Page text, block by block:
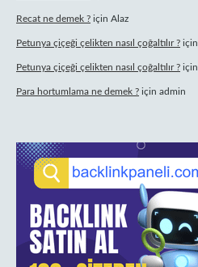
Recat ne demek ? için Alaz
Petunya çiçeği çelikten nasıl çoğaltılır ? için
Petunya çiçeği çelikten nasıl çoğaltılır ? için
Para hortumlama ne demek ? için admin